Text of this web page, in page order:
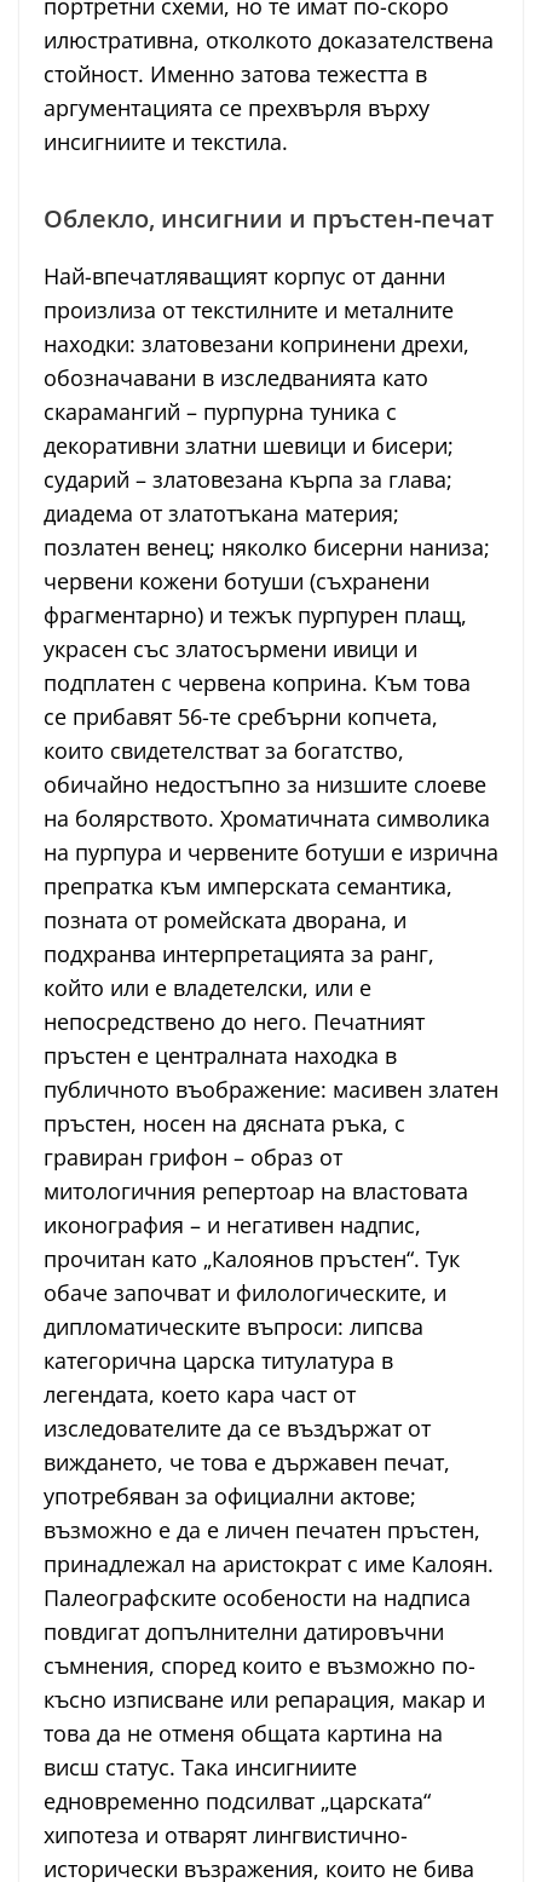
портретни схеми, но те имат по-скоро
илюстративна, отколкото доказателствена
стойност. Именно затова тежестта в
аргументацията се прехвърля върху
инсигниите и текстила.
Облекло, инсигнии и пръстен-печат
Най-впечатляващият корпус от данни
произлиза от текстилните и металните
находки: златовезани копринени дрехи,
обозначавани в изследванията като
скарамангий – пурпурна туника с
декоративни златни шевици и бисери;
сударий – златовезана кърпа за глава;
диадема от златотъкана материя;
позлатен венец; няколко бисерни наниза;
червени кожени ботуши (съхранени
фрагментарно) и тежък пурпурен плащ,
украсен със златосърмени ивици и
подплатен с червена коприна. Към това
се прибавят 56-те сребърни копчета,
които свидетелстват за богатство,
обичайно недостъпно за низшите слоеве
на болярството. Хроматичната символика
на пурпура и червените ботуши е изрична
препратка към имперската семантика,
позната от ромейската дворана, и
подхранва интерпретацията за ранг,
който или е владетелски, или е
непосредствено до него. Печатният
пръстен е централната находка в
публичното въображение: масивен златен
пръстен, носен на дясната ръка, с
гравиран грифон – образ от
митологичния репертоар на властовата
иконография – и негативен надпис,
прочитан като „Калоянов пръстен“. Тук
обаче започват и филологическите, и
дипломатическите въпроси: липсва
категорична царска титулатура в
легендата, което кара част от
изследователите да се въздържат от
виждането, че това е държавен печат,
употребяван за официални актове;
възможно е да е личен печатен пръстен,
принадлежал на аристократ с име Калоян.
Палеографските особености на надписа
повдигат допълнителни датировъчни
съмнения, според които е възможно по-
късно изписване или репарация, макар и
това да не отменя общата картина на
висш статус. Така инсигниите
едновременно подсилват „царската“
хипотеза и отварят лингвистично-
исторически възражения, които не бива